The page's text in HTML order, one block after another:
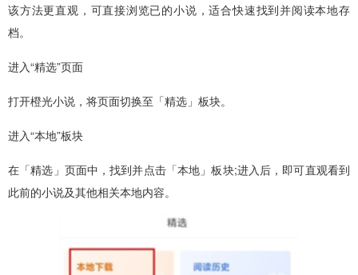
该方法更直观，可直接浏览已的小说，适合快速找到并阅读本地存
档。
进入“精选”页面
打开橙光小说，将页面切换至「精选」板块。
进入“本地”板块
在「精选」页面中，找到并点击「本地」板块;进入后，即可直观看到
此前的小说及其他相关本地内容。